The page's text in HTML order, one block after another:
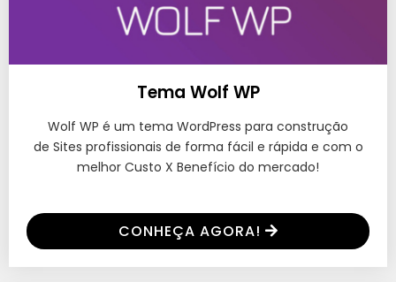
Tema Wolf WP
Wolf WP é um tema WordPress para construção
de Sites profissionais de forma fácil e rápida e com o
melhor Custo X Benefício do mercado!
CONHEÇA AGORA!